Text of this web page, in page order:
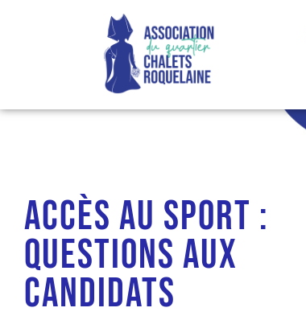
Accès au sport :
questions aux
candidats